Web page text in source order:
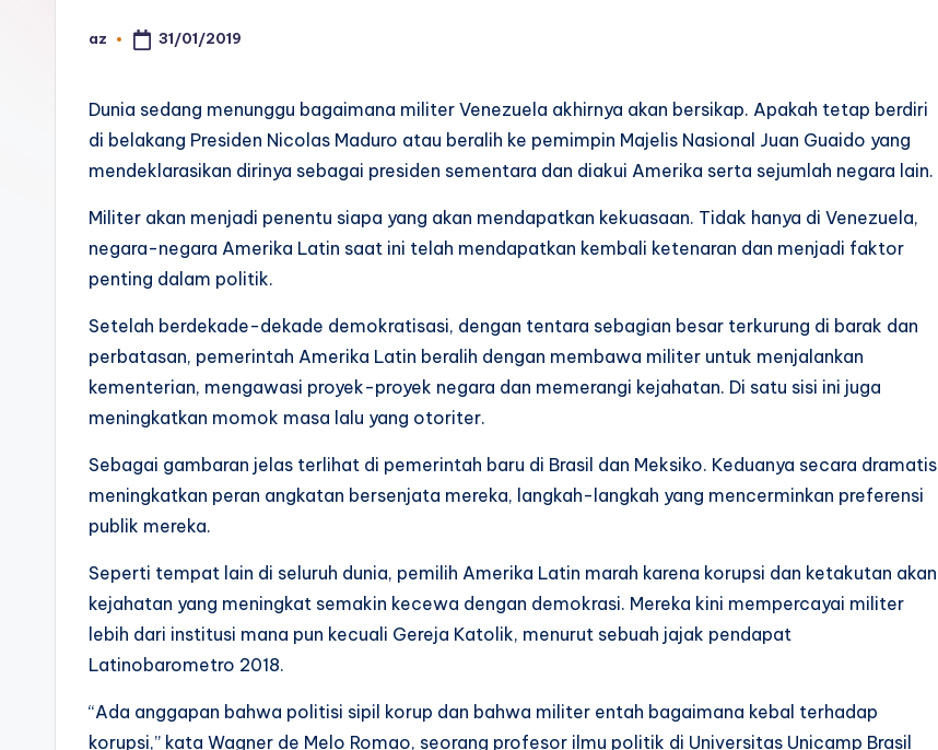
Posted
az 31/01/2019
Dunia sedang menunggu bagaimana militer Venezuela akhirnya akan bersikap. Apakah tetap berdiri
di belakang Presiden Nicolas Maduro atau beralih ke pemimpin Majelis Nasional Juan Guaido yang
mendeklarasikan dirinya sebagai presiden sementara dan diakui Amerika serta sejumlah negara lain.
Militer akan menjadi penentu siapa yang akan mendapatkan kekuasaan. Tidak hanya di Venezuela,
negara-negara Amerika Latin saat ini telah mendapatkan kembali ketenaran dan menjadi faktor
penting dalam politik.
Setelah berdekade-dekade demokratisasi, dengan tentara sebagian besar terkurung di barak dan
perbatasan, pemerintah Amerika Latin beralih dengan membawa militer untuk menjalankan
kementerian, mengawasi proyek-proyek negara dan memerangi kejahatan. Di satu sisi ini juga
meningkatkan momok masa lalu yang otoriter.
Sebagai gambaran jelas terlihat di pemerintah baru di Brasil dan Meksiko. Keduanya secara dramatis
meningkatkan peran angkatan bersenjata mereka, langkah-langkah yang mencerminkan preferensi
publik mereka.
Seperti tempat lain di seluruh dunia, pemilih Amerika Latin marah karena korupsi dan ketakutan akan
kejahatan yang meningkat semakin kecewa dengan demokrasi. Mereka kini mempercayai militer
lebih dari institusi mana pun kecuali Gereja Katolik, menurut sebuah jajak pendapat
Latinobarometro 2018.
“Ada anggapan bahwa politisi sipil korup dan bahwa militer entah bagaimana kebal terhadap
korupsi,” kata Wagner de Melo Romao, seorang profesor ilmu politik di Universitas Unicamp Brasil